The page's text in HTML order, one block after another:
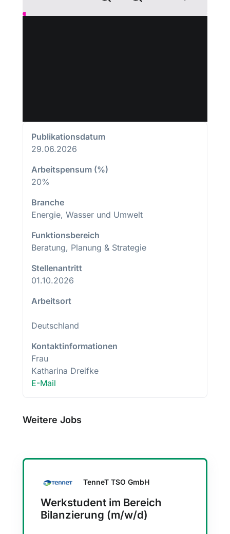
Publikationsdatum
29.06.2026
Arbeitspensum (%)
20%
Branche
Energie, Wasser und Umwelt
Funktionsbereich
Beratung, Planung & Strategie
Stellenantritt
01.10.2026
Arbeitsort
Deutschland
Kontaktinformationen
Frau
Katharina Dreifke
E-Mail
Weitere Jobs
TenneT TSO GmbH
Werkstudent im Bereich
Bilanzierung (m/w/d)